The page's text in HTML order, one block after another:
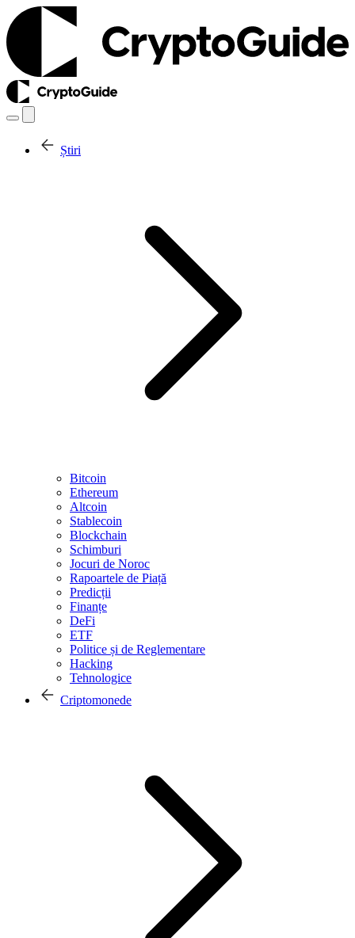
Știri
Bitcoin
Ethereum
Altcoin
Stablecoin
Blockchain
Schimburi
Jocuri de Noroc
Rapoartele de Piață
Predicții
Finanțe
DeFi
ETF
Politice și de Reglementare
Hacking
Tehnologice
Criptomonede